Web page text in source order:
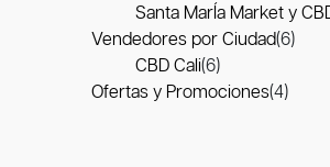
Santa MarÍa Market y
Vendedores por Ciudad(6)
CBD Cali(6)
Ofertas y Promociones(4)